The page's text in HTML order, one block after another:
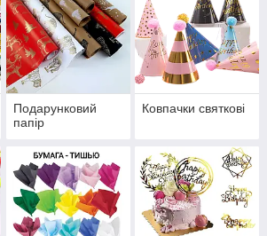
Подарунковий
папір
Ковпачки святкові